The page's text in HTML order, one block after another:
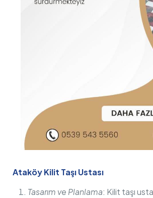
Ataköy Kilit Taşı Ustası
Tasarım ve Planlama: Kilit taşı